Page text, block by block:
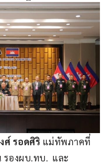
รอดศิริ แม่ทัพภาคที่
รองผบ.ทบ.  และ